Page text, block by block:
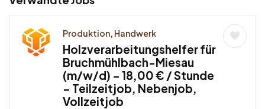
Produktion, Handwerk
Holzverarbeitungshelfer für
Bruchmühlbach-Miesau
(m/w/d) – 18,00 € / Stunde
– Teilzeitjob, Nebenjob,
Vollzeitjob